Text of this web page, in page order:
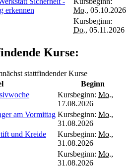
erkennen
Mo., 05.10.2026
Kursbeginn:
Do., 05.11.2026
Kurse:
stattfindender Kurse
Beginn
Kursbeginn: Mo.,
17.08.2026
am Vormittag Kursbeginn: Mo.,
31.08.2026
und Kreide
Kursbeginn: Mo.,
31.08.2026
Kursbeginn: Mo.,
31.08.2026